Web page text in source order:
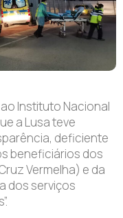
Instituto Nacional
a Lusa teve
deficiente
beneficiários dos
Vermelha) e da
dos serviços